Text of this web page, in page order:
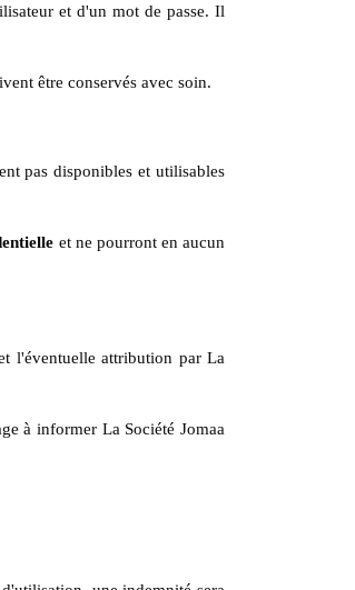
et d'un mot de passe. Il
être conservés avec soin.
pas disponibles et utilisables
et ne pourront en aucun
l'éventuelle attribution par La
à informer La Société Jomaa